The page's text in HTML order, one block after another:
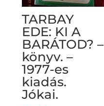
TARBAY
EDE: KI A
BARÁTOD? –
könyv. –
1977-es
kiadás.
Jókai.